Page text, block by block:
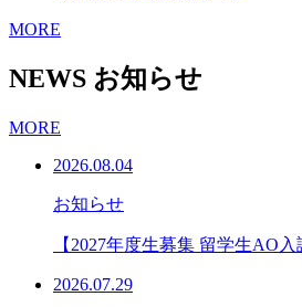
MORE
NEWS お知らせ
MORE
2026.08.04
お知らせ
【2027年度生募集 留学生AO
2026.07.29